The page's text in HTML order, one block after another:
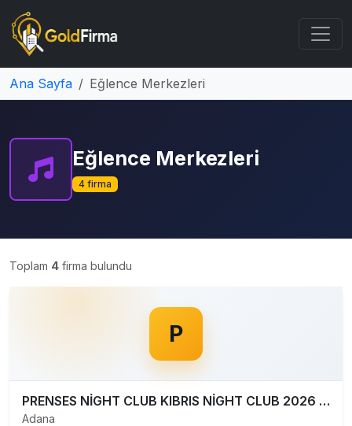
Ana Sayfa Eğlence Merkezleri
Eğlence Merkezleri
4 firma
Toplam 4 firma bulundu
P
PRENSES NİGHT CLUB KIBRIS NİGHT CLUB 2026 VİP EĞLENCE
Adana